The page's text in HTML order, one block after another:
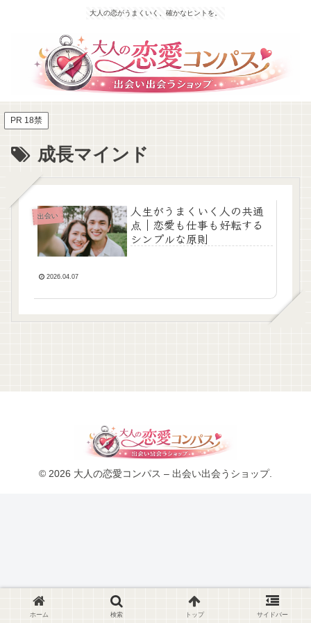
大人の恋がうまくいく、確かなヒントを。
PR 18禁
成長マインド
出会い
人生がうまくいく人の共通
点｜恋愛も仕事も好転する
シンプルな原則
2026.04.07
© 2026 大人の恋愛コンパス – 出会い出会うショップ.
ホーム 検索 トップ サイドバー